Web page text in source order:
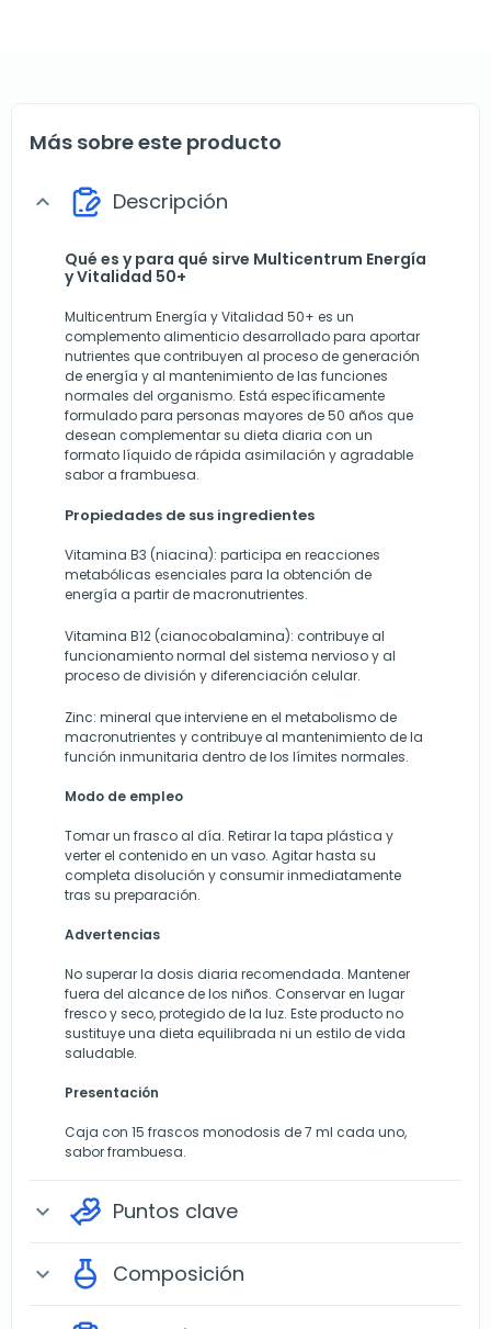
Más sobre este producto
expand_more Descripción
Qué es y para qué sirve Multicentrum Energía
y Vitalidad 50+
Multicentrum Energía y Vitalidad 50+ es un
complemento alimenticio desarrollado para aportar
nutrientes que contribuyen al proceso de generación
de energía y al mantenimiento de las funciones
normales del organismo. Está específicamente
formulado para personas mayores de 50 años que
desean complementar su dieta diaria con un
formato líquido de rápida asimilación y agradable
sabor a frambuesa.
Propiedades de sus ingredientes
Vitamina B3 (niacina): participa en reacciones
metabólicas esenciales para la obtención de
energía a partir de macronutrientes.
Vitamina B12 (cianocobalamina): contribuye al
funcionamiento normal del sistema nervioso y al
proceso de división y diferenciación celular.
Zinc: mineral que interviene en el metabolismo de
macronutrientes y contribuye al mantenimiento de la
función inmunitaria dentro de los límites normales.
Modo de empleo
Tomar un frasco al día. Retirar la tapa plástica y
verter el contenido en un vaso. Agitar hasta su
completa disolución y consumir inmediatamente
tras su preparación.
Advertencias
No superar la dosis diaria recomendada. Mantener
fuera del alcance de los niños. Conservar en lugar
fresco y seco, protegido de la luz. Este producto no
sustituye una dieta equilibrada ni un estilo de vida
saludable.
Presentación
Caja con 15 frascos monodosis de 7 ml cada uno,
sabor frambuesa.
expand_more Puntos clave
expand_more Composición